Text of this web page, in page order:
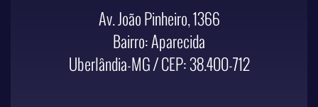
Av. João Pinheiro, 1366
Bairro: Aparecida
Uberlândia-MG / CEP: 38.400-712